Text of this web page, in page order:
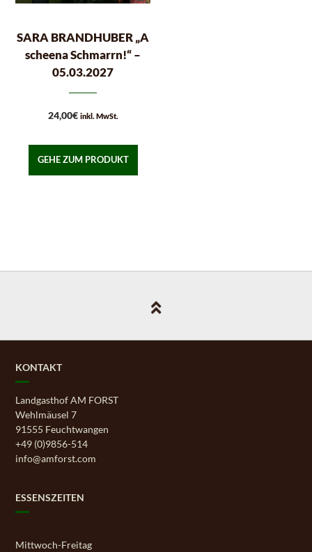
SARA BRANDHUBER „A
scheena Schmarrn!“ –
05.03.2027
24,00€ inkl. MwSt.
GEHE ZUM PRODUKT
KONTAKT
Landgasthof AM FORST
Wehlmäusel 7
91555 Feuchtwangen
+49 (0)9856-514
info@amforst.com
ESSENSZEITEN
Mittwoch-Freitag